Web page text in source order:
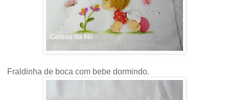
Fraldinha de boca com bebe dormindo.